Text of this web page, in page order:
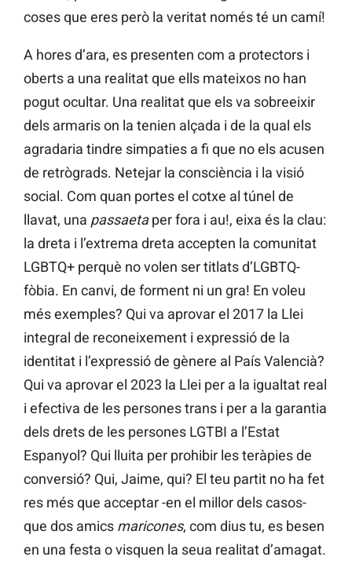
coses que eres però la veritat només té un camí!
A hores d’ara, es presenten com a protectors i
oberts a una realitat que ells mateixos no han
pogut ocultar. Una realitat que els va sobreeixir
dels armaris on la tenien alçada i de la qual els
agradaria tindre simpaties a fi que no els acusen
de retrògrads. Netejar la consciència i la visió
social. Com quan portes el cotxe al túnel de
llavat, una passaetaper fora i au!, eixa és la clau:
la dreta i l’extrema dreta accepten la comunitat
LGBTQ+ perquè no volen ser titlats d’LGBTQ-
fòbia. En canvi, de forment ni un gra! En voleu
més exemples? Qui va aprovar el 2017 la Llei
integral de reconeixement i expressió de la
identitat i l’expressió de gènere al País Valencià?
Qui va aprovar el 2023 la Llei per a la igualtat real
i efectiva de les persones trans i per a la garantia
dels drets de les persones LGTBI a l’Estat
Espanyol? Qui lluita per prohibir les teràpies de
conversió? Qui, Jaime, qui? El teu partit no ha fet
res més que acceptar -en el millor dels casos-
que dos amics maricones, com dius tu, es besen
en una festa o visquen la seua realitat d’amagat.